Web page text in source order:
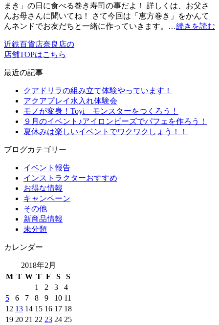
まき」の日に食べる巻き寿司の事だよ！ 詳しくは、お父さ
んお母さんに聞いてね！ さて今回は「恵方巻き」をかんて
んネンドでお友だちと一緒に作っていきます。…続きを読む
近鉄百貨店奈良店の
店舗TOPはこちら
最近の記事
クアドリラの組み立て体験やっています！
アクアプレイ水入れ体験会
モノが変身！Toyi モンスターをつくろう！
９月のイベント♪アイロンビーズでパフェを作ろう！
夏休みは楽しいイベントでワクワクしょう！！
ブログカテゴリー
イベント報告
インストラクターおすすめ
お得な情報
キャンペーン
その他
新商品情報
未分類
カレンダー
2018年2月
M T W T F S
S
1
2 3
4
5
6 7 8 9 10 11
12 13 14 15 16 17 18
19 20 21 22 23 24 25